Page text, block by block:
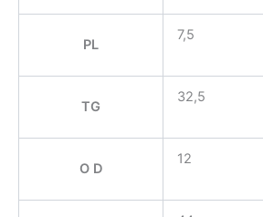
PL
7,5
TG
32,5
O D
12